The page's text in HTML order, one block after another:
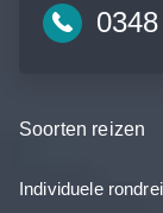
Soorten reizen
Individuele